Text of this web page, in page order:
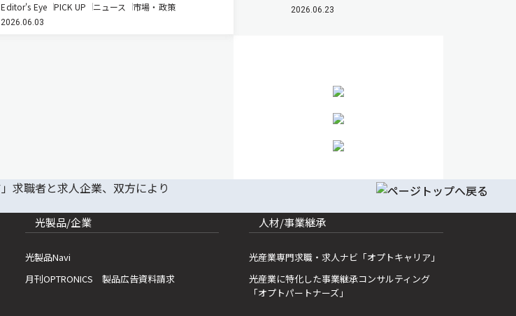
は、日本の産業技術が目指すべき新たな羅針盤となる
報告書である（ニュースリリース）。今回の増…
Editor's Eye PICK UP ニュース 市場・政策
2026.06.03
2026.06.23
光製品/企業
光製品Navi
月刊OPTRONICS 製品広告資料請求
人材/事業継承
光産業専門求職・求人ナビ「オプトキャリア」
光産業に特化した事業継承コンサルティング
「オプトパートナーズ」